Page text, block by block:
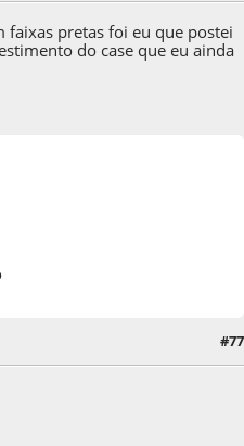
faixas pretas foi eu que postei
do case que eu ainda
#77